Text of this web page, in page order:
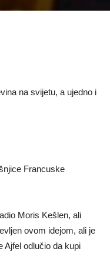
na svijetu, a ujedno i
Francuske
Moris Kešlen, ali
ovom idejom, ali je
Ajfel odlučio da kupi